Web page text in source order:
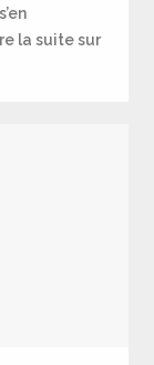
la suite sur